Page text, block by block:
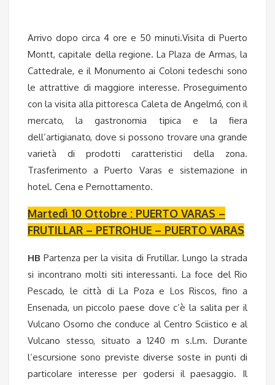
Arrivo dopo circa 4 ore e 50 minuti.Visita di Puerto
Montt, capitale della regione. La Plaza de Armas, la
Cattedrale, e il Monumento ai Coloni tedeschi sono
le attrattive di maggiore interesse. Proseguimento
con la visita alla pittoresca Caleta de Angelmó, con il
mercato, la gastronomia tipica e la fiera
dell’artigianato, dove si possono trovare una grande
varietà di prodotti caratteristici della zona.
Trasferimento a Puerto Varas e sistemazione in
hotel. Cena e Pernottamento.
Martedì 10 Ottobre : PUERTO VARAS –
FRUTILLAR – PETROHUE – PUERTO VARAS
HBPartenza per la visita di Frutillar. Lungo la strada
si incontrano molti siti interessanti. La foce del Rio
Pescado, le città di La Poza e Los Riscos, fino a
Ensenada, un piccolo paese dove c’è la salita per il
Vulcano Osorno che conduce al Centro Sciistico e al
Vulcano stesso, situato a 1240 m s.l.m. Durante
l’escursione sono previste diverse soste in punti di
particolare interesse per godersi il paesaggio. Il